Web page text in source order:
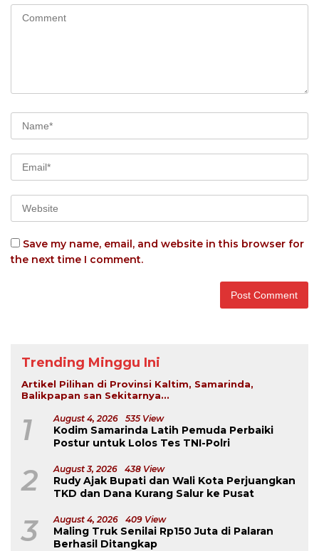
Save my name, email, and website in this browser for
the next time I comment.
Trending Minggu Ini
Artikel Pilihan di Provinsi Kaltim, Samarinda,
Balikpapan san Sekitarnya...
1 August 4, 2026 535 View
Kodim Samarinda Latih Pemuda Perbaiki
Postur untuk Lolos Tes TNI-Polri
2 August 3, 2026 438 View
Rudy Ajak Bupati dan Wali Kota Perjuangkan
TKD dan Dana Kurang Salur ke Pusat
3 August 4, 2026 409 View
Maling Truk Senilai Rp150 Juta di Palaran
Berhasil Ditangkap